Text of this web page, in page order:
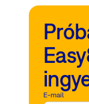
E-mail